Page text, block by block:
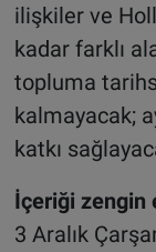
ilişkiler ve
kadar farklı
topluma
kalmayacak;
katkı
İçeriği zengin
3 Aralık